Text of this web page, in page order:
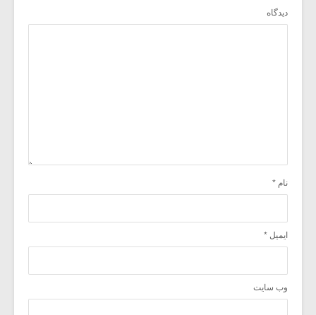
دیدگاه
نام *
ایمیل *
وب‌ سایت